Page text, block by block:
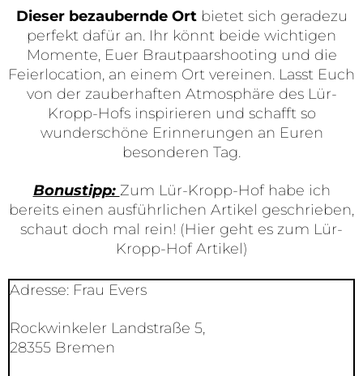
Dieser bezaubernde Ort bietet sich geradezu
perfekt dafür an. Ihr könnt beide wichtigen
Momente, Euer Brautpaarshooting und die
Feierlocation, an einem Ort vereinen. Lasst Euch
von der zauberhaften Atmosphäre des Lür-
Kropp-Hofs inspirieren und schafft so
wunderschöne Erinnerungen an Euren
besonderen Tag.
Bonustipp: Zum Lür-Kropp-Hof habe ich
bereits einen ausführlichen Artikel geschrieben,
schaut doch mal rein! (Hier geht es zum Lür-
Kropp-Hof Artikel)
Adresse: Frau Evers
Rockwinkeler Landstraße 5,
28355 Bremen